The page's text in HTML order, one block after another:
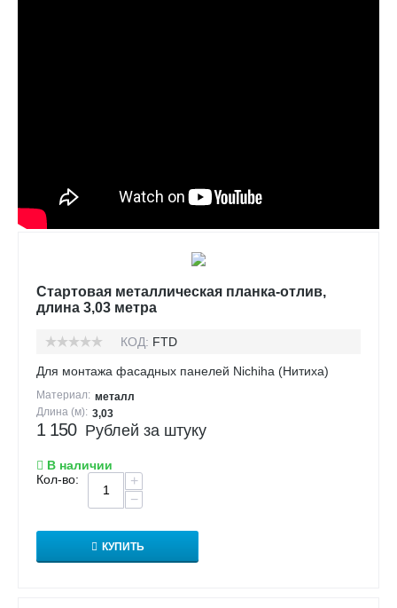
Стартовая металлическая планка-отлив,
длина 3,03 метра
КОД: FTD
Для монтажа фасадных панелей Nichiha (Нитиха)
Материал: металл
Длина (м): 3,03
1 150 Рублей за штуку
В наличии
Кол-во:
+
−
КУПИТЬ